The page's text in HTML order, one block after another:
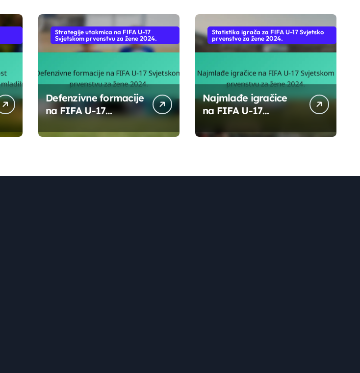
Strategije utakmica na FIFA U-17
Svjetskom prvenstvu za žene 2024.
Defenzivne formacije
na FIFA U-17
za žene 2024.
Statistika igrača za FIFA U-17 Svjetsko
prvenstvo za žene 2024.
Najmlađe igračice
na FIFA U-17
za žene 2024.